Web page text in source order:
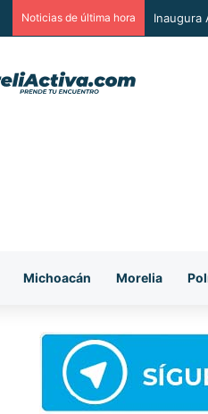
Noticias de última hora Un paso
Michoacán Morelia